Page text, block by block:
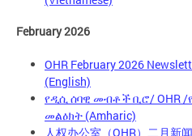
February 2026
OHR February 2026
(English)
የዲሲ ሰባዊ መብቶች ቢሮ/ OHR
መልዕክት (Amharic)
人权办公室（OHR）二月新